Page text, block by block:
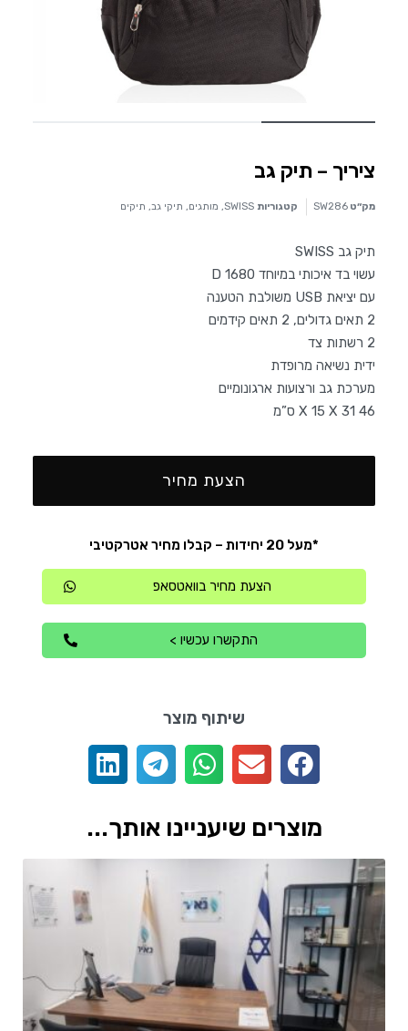
ציריך – תיק גב
מק״ט SW286 קטגוריות SWISS
, מותגים, תיקי גב, תיקים
תיק גב SWISS
עשוי בד איכותי במיוחד D 1680
עם יציאת USB משולבת הטענה
2 תאים גדולים, 2 תאים קידמים
2 רשתות צד
ידית נשיאה מרופדת
מערכת גב ורצועות ארגונומיים
46 X 15 X 31 ס”מ
הצעת מחיר
*מעל 20 יחידות – קבלו מחיר אטרקטיבי
הצעת מחיר בוואטסאפ
התקשרו עכשיו >
שיתוף מוצר
מוצרים שיעניינו אותך...